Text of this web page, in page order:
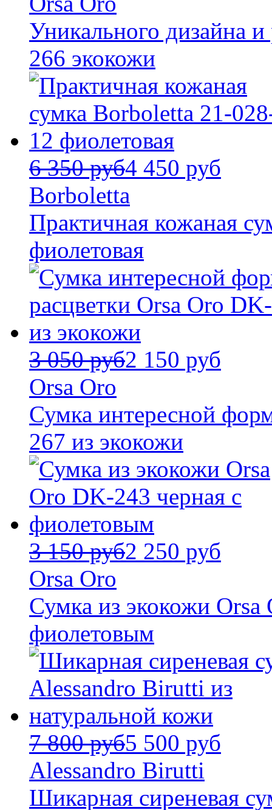
Уникального дизайна
266 экокожи
6 350 руб4 450 руб
Borboletta
Практичная кожаная
фиолетовая
3 050 руб2 150 руб
Orsa Oro
Сумка интересной
267 из экокожи
3 150 руб2 250 руб
Orsa Oro
Сумка из экокожи
фиолетовым
7 800 руб5 500 руб
Alessandro Birutti
Шикарная сиреневая